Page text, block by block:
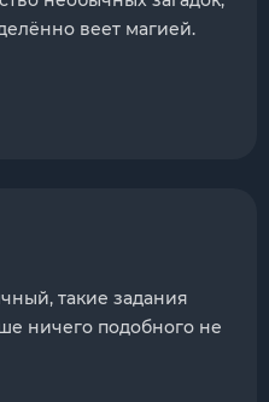
веет магией.
такие задания
ничего подобного не